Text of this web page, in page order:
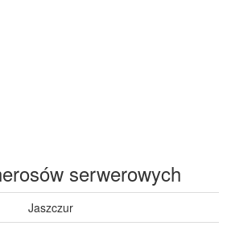
serwerowych
Jaszczur